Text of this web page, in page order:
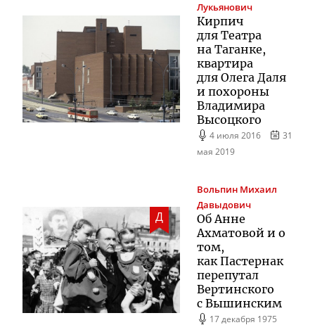
Лукьянович
Кирпич
для Театра
на Таганке,
квартира
для Олега Даля
и похороны
Владимира
Высоцкого
4 июля 2016
31
мая 2019
Д
Вольпин Михаил
Давыдович
Об Анне
Ахматовой и о
том,
как Пастернак
перепутал
Вертинского
с Вышинским
17 декабря 1975